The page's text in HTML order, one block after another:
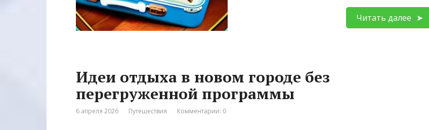
Читать далее
Идеи отдыха в новом городе без
перегруженной программы
6 апреля 2026 Путешествия Комментарии: 0